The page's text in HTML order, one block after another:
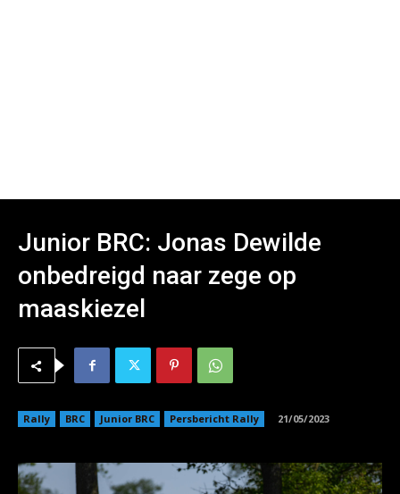
Junior BRC: Jonas Dewilde
onbedreigd naar zege op
maaskiezel
Rally BRC Junior BRC Persbericht Rally 21/05/2023